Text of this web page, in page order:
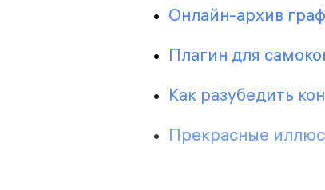
Онлайн-архив
Плагин для
Как разубедить
Прекрасные